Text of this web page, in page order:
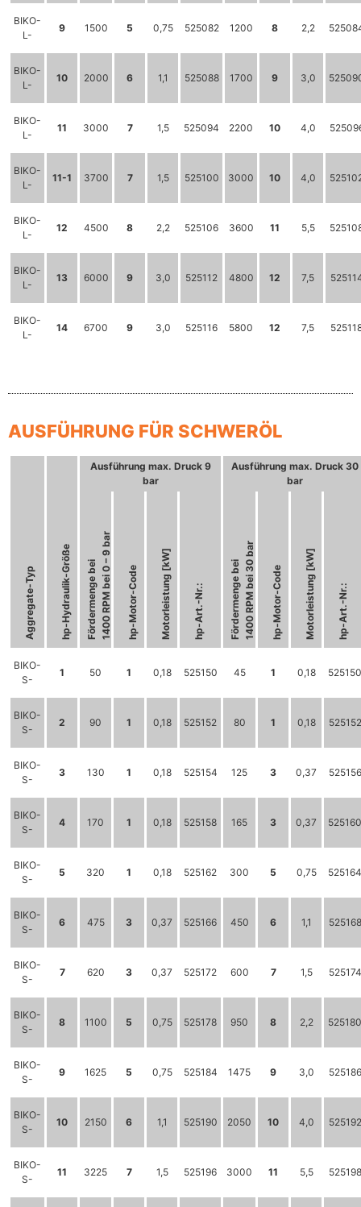
BIKO-
L-
9 1500 5 0,75 525082 1200 8 2,2
BIKO-
L-
10 2000 6 1,1 525088 1700 9 3,0
BIKO-
L-
11 3000 7 1,5 525094 2200 10 4,0
BIKO-
L-
11-1 3700 7 1,5 525100 3000 10 4,0
BIKO-
L-
12 4500 8 2,2 525106 3600 11 5,5
BIKO-
L-
13 6000 9 3,0 525112 4800 12 7,5
BIKO-
L-
14 6700 9 3,0 525116 5800 12 7,5
AUSFÜHRUNG FÜR SCHWERÖL
Ausführung max. Druck 9
bar
Ausführung max. Druck 30
bar
Aggregate-Typ hp-Hydraulik-Größe Fördermenge bei1400 RPM bei 0 – 9 bar hp-Motor-Code Motorleistung [kW] hp-Art.-Nr.: Fördermenge bei1400 RPM bei 30 bar hp-Motor-Code Motorleistung [kW] hp-Art.-Nr.:
BIKO-
S-
1 50 1 0,18 525150 45 1 0,18 525150
BIKO-
S-
2 90 1 0,18 525152 80 1 0,18 525152
BIKO-
S-
3 130 1 0,18 525154 125 3 0,37 525156
BIKO-
S-
4 170 1 0,18 525158 165 3 0,37 525160
BIKO-
S-
5 320 1 0,18 525162 300 5 0,75 525164
BIKO-
S-
6 475 3 0,37 525166 450 6 1,1 525168
BIKO-
S-
7 620 3 0,37 525172 600 7 1,5 525174
BIKO-
S-
8 1100 5 0,75 525178 950 8 2,2 525180
BIKO-
S-
9 1625 5 0,75 525184 1475 9 3,0 525186
BIKO-
S-
10 2150 6 1,1 525190 2050 10 4,0 525192
BIKO-
S-
11 3225 7 1,5 525196 3000 11 5,5 525198